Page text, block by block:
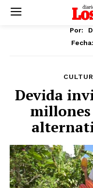
Por:
Fecha:
Devida